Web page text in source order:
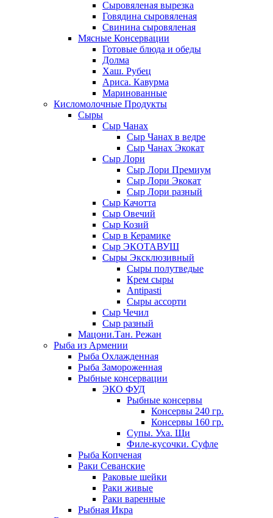
Сыровяленая вырезка
Говядина сыровяленая
Свинина сыровяленая
Мясные Консервации
Готовые блюда и обеды
Долма
Хаш. Рубец
Ариса. Кавурма
Маринованные
Кисломолочные Продукты
Сыры
Сыр Чанах
Сыр Чанах в ведре
Сыр Чанах Экокат
Сыр Лори
Сыр Лори Премиум
Сыр Лори Экокат
Сыр Лори разный
Сыр Качотта
Сыр Овечий
Сыр Козий
Сыр в Керамике
Сыр ЭКОТАВУШ
Сыры Эксклюзивный
Сыры полутведые
Крем сыры
Antipasti
Сыры ассорти
Сыр Чечил
Сыр разный
Мацони.Тан. Режан
Рыба из Армении
Рыба Охлажденная
Рыба Замороженная
Рыбные консервации
ЭКО ФУД
Рыбные консервы
Консервы 240 гр.
Консервы 160 гр.
Супы. Уха. Щи
Филе-кусочки. Суфле
Рыба Копченая
Раки Севанские
Раковые шейки
Раки живые
Раки варенные
Рыбная Икра